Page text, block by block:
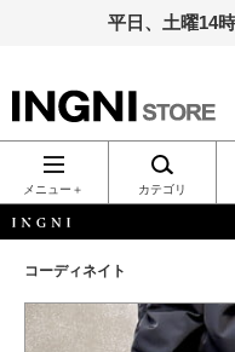
平日、土曜14
INGNI（イン
グ）公式通
販｜INGNI
STORE
メニュー＋ カテゴリ
コーディネイト